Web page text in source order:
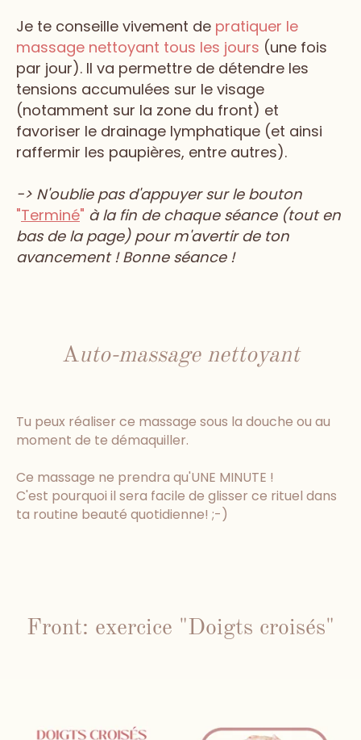
Je te conseille vivement de pratiquer le
massage nettoyant tous les jours (une fois
par jour). Il va permettre de détendre les
tensions accumulées sur le visage
(notamment sur la zone du front) et
favoriser le drainage lymphatique (et ainsi
raffermir les paupières, entre autres).
-> N'oublie pas d'appuyer sur le bouton
"Terminé" à la fin de chaque séance (tout en
bas de la page) pour m'avertir de ton
avancement ! Bonne séance !
Auto-massage nettoyant
Tu peux réaliser ce massage sous la douche ou au
moment de te démaquiller.
Ce massage ne prendra qu'UNE MINUTE !
C'est pourquoi il sera facile de glisser ce rituel dans
ta routine beauté quotidienne! ;-)
Front: exercice "Doigts croisés"